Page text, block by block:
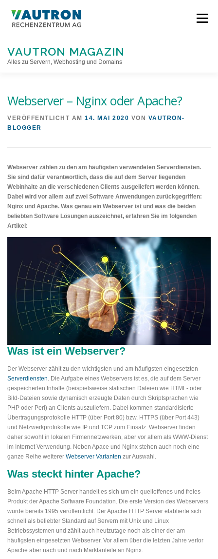
Inhalt
VAUTRON MAGAZIN
Alles zu Servern, Webhosting und Domains
Menü
Webserver – Nginx oder Apache?
VERÖFFENTLICHT AM 14. MAI 2020 VON VAUTRON-
BLOGGER
Webserver zählen zu den am häufigsten verwendeten Serverdiensten.
Sie sind dafür verantwortlich, dass die auf dem Server liegenden
Webinhalte an die verschiedenen Clients ausgeliefert werden können.
Dabei wird vor allem auf zwei Software Anwendungen zurückgegriffen:
Nginx und Apache. Was genau ein Webserver ist und was die beiden
beliebten Software Lösungen auszeichnet, erfahren Sie im folgenden
Artikel:
Was ist ein Webserver?
Der Webserver zählt zu den wichtigsten und am häufigsten eingesetzten
Serverdiensten . Die Aufgabe eines Webservers ist es, die auf dem Server
gespeicherten Inhalte (beispielsweise statischen Dateien wie HTML- oder
Bild-Dateien sowie dynamisch erzeugte Daten durch Skriptsprachen wie
PHP oder Perl) an Clients auszuliefern. Dabei kommen standardisierte
Übertragungsprotokolle HTTP (über Port 80) bzw. HTTPS (über Port 443)
und Netzwerkprotokolle wie IP und TCP zum Einsatz. Webserver finden
daher sowohl in lokalen Firmennetzwerken, aber vor allem als WWW-Dienst
im Internet Verwendung. Neben Apace und Nginx stehen auch noch eine
ganze Reihe weiterer Webserver Varianten zur Auswahl.
Was steckt hinter Apache?
Beim Apache HTTP Server handelt es sich um ein quelloffenes und freies
Produkt der Apache Software Foundation. Die erste Version des Webservers
wurde bereits 1995 veröffentlicht. Der Apache HTTP Server etablierte sich
schnell als beliebter Standard auf Servern mit Unix und Linux
Betriebssystemen und zählt auch heutzutage noch als einer der am
häufigsten eingesetzten Webserver. Vor allem über die letzten Jahre verlor
Apache aber nach und nach Marktanteile an Nginx.